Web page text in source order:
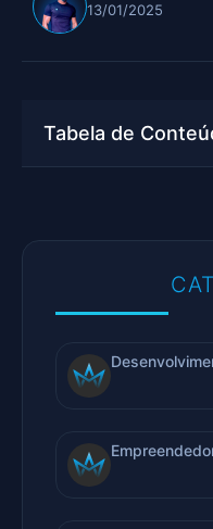
13/01/2025
Tabela de